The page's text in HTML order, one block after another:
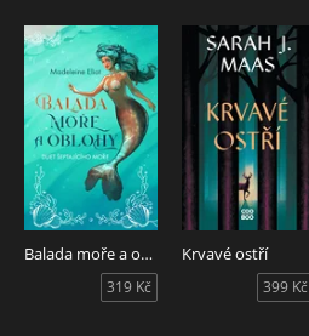
Balada moře a oblohy
319 Kč
Krvavé ostří
399 Kč